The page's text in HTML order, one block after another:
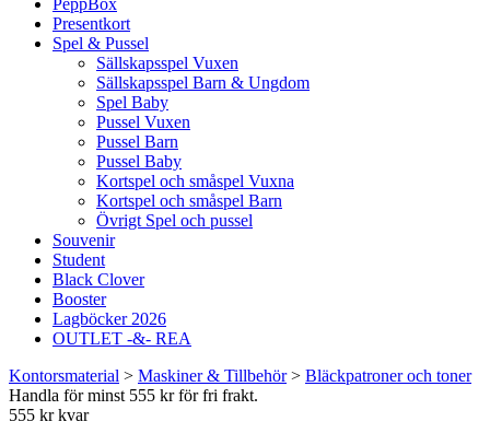
PeppBox
Presentkort
Spel & Pussel
Sällskapsspel Vuxen
Sällskapsspel Barn & Ungdom
Spel Baby
Pussel Vuxen
Pussel Barn
Pussel Baby
Kortspel och småspel Vuxna
Kortspel och småspel Barn
Övrigt Spel och pussel
Souvenir
Student
Black Clover
Booster
Lagböcker 2026
OUTLET -&- REA
Kontorsmaterial > Maskiner & Tillbehör> Bläckpatroner och toner
Handla för minst 555 kr för fri frakt.
555 kr kvar